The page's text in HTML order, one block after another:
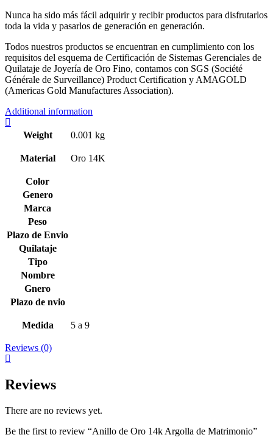
Nunca ha sido más fácil adquirir y recibir productos para disfrutarlos
toda la vida y pasarlos de generación en generación.
Todos nuestros productos se encuentran en cumplimiento con los
requisitos del esquema de Certificación de Sistemas Gerenciales de
Quilataje de Joyería de Oro Fino, contamos con SGS (Société
Générale de Surveillance) Product Certification y AMAGOLD
(Americas Gold Manufactures Association).
Additional information
Weight 0.001 kg
Material Oro 14K
Color
Genero
Marca
Peso
Plazo de Envio
Quilataje
Tipo
Nombre
Gnero
Plazo de nvio
Medida 5 a 9
Reviews (0)
Reviews
There are no reviews yet.
Be the first to review “Anillo de Oro 14k Argolla de Matrimonio”